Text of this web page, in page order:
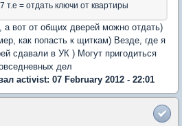
т.е = отдать ключи от квартиры
вот от общих дверей можно отдать)
как попасть к щиткам) Везде, где я
сдавали в УК ) Могут пригодиться
дел
activist: 07 February 2012 - 22:01